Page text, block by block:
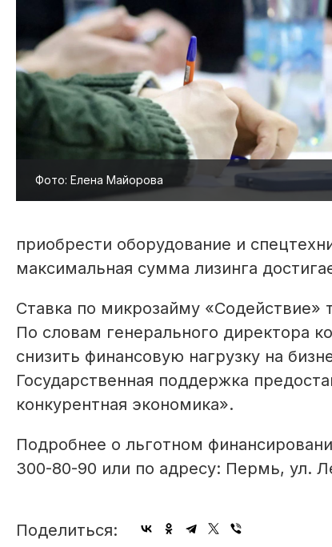
Фото: Елена Майорова
приобрести оборудование и
максимальная сумма лизинга
Ставка по микрозайму «Содействие»
По словам генерального директора
снизить финансовую нагрузку на
Государственная поддержка
конкурентная экономика».
Подробнее о льготном
300-80-90 или по адресу: Пермь, ул.
Поделиться: